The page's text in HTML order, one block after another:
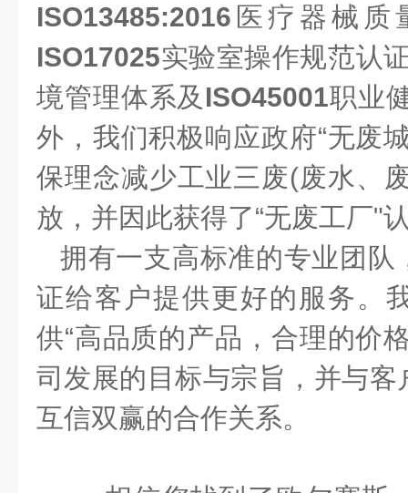
ISO13485:2016 医疗器械质
ISO17025实验室操作规范认
境管理体系及 ISO45001职业
外，我们积极响应政府“无废
保理念减少工业三废(废水、
放，并因此获得了“无废工厂"
拥有一支高标准的专业团队
证给客户提供更好的服务。
供“高品质的产品，合理的价
司发展的目标与宗旨，并与
互信双赢的合作关系。